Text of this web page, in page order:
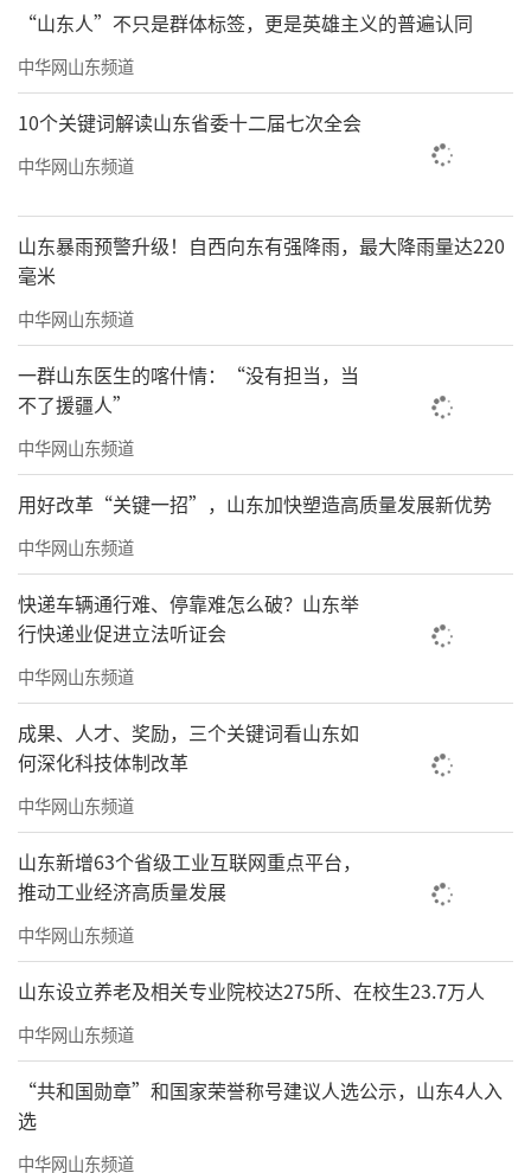
“山东人”不只是群体标签，更是英雄主义的普遍认同
中华网山东频道
10个关键词解读山东省委十二届七次全会
中华网山东频道
山东暴雨预警升级！自西向东有强降雨，最大降雨量达220
毫米
中华网山东频道
一群山东医生的喀什情：“没有担当，当
不了援疆人”
中华网山东频道
用好改革“关键一招”，山东加快塑造高质量发展新优势
中华网山东频道
快递车辆通行难、停靠难怎么破？山东举
行快递业促进立法听证会
中华网山东频道
成果、人才、奖励，三个关键词看山东如
何深化科技体制改革
中华网山东频道
山东新增63个省级工业互联网重点平台，
推动工业经济高质量发展
中华网山东频道
山东设立养老及相关专业院校达275所、在校生23.7万人
中华网山东频道
“共和国勋章”和国家荣誉称号建议人选公示，山东4人入
选
中华网山东频道